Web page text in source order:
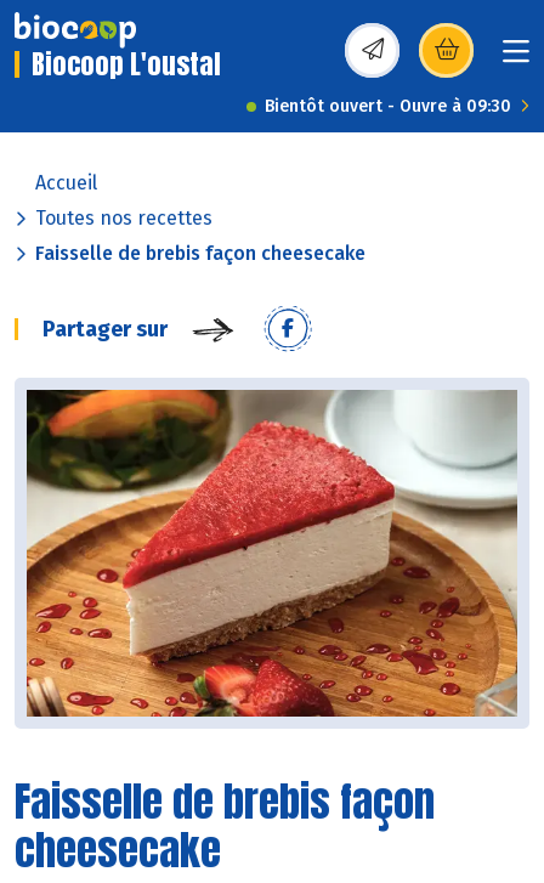
Biocoop L'oustal (s’ouvre dans une
Bientôt ouvert - Ouvre à 09:30
Accueil
Toutes nos recettes
Faisselle de brebis façon cheesecake
Partager sur
Faisselle de brebis façon
cheesecake